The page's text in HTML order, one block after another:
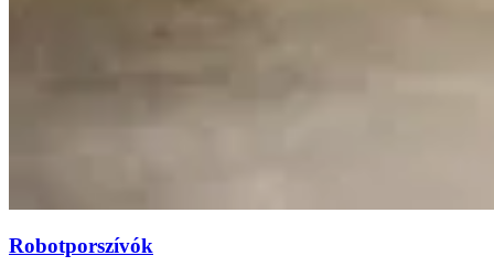
Robotporszívók